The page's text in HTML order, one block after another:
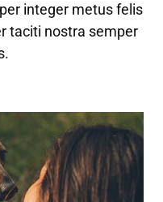
integer metus felis
taciti nostra semper